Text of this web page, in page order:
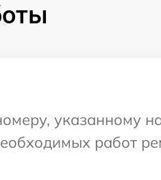
указанному
работ